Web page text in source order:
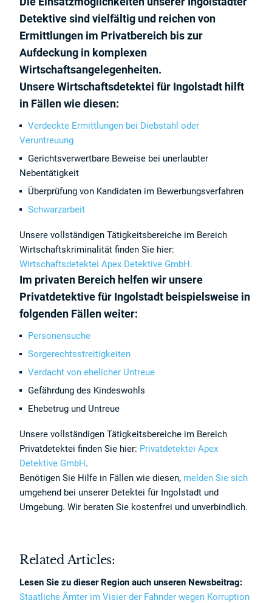
Detektive sind vielfältig und reichen von
Ermittlungen im Privatbereich bis zur
Aufdeckung in komplexen
Wirtschaftsangelegenheiten.
Unsere Wirtschaftsdetektei für Ingolstadt hilft
in Fällen wie diesen:
Verdeckte Ermittlungen bei Diebstahl oder
Veruntreuung
Gerichtsverwertbare Beweise bei unerlaubter
Nebentätigkeit
Überprüfung von Kandidaten im Bewerbungsverfahren
Schwarzarbeit
Unsere vollständigen Tätigkeitsbereiche im Bereich
Wirtschaftskriminalität finden Sie hier:
Wirtschaftsdetektei Apex Detektive GmbH.
Im privaten Bereich helfen wir unsere
Privatdetektive für Ingolstadt beispielsweise in
folgenden Fällen weiter:
Personensuche
Sorgerechtsstreitigkeiten
Verdacht von ehelicher Untreue
Gefährdung des Kindeswohls
Ehebetrug und Untreue
Unsere vollständigen Tätigkeitsbereiche im Bereich
Privatdetektei finden Sie hier: Privatdetektei Apex
Detektive GmbH.
Benötigen Sie Hilfe in Fällen wie diesen, melden Sie sich
umgehend bei unserer Detektei für Ingolstadt und
Umgebung. Wir beraten Sie kostenfrei und unverbindlich.
Related Articles:
Lesen Sie zu dieser Region auch unseren Newsbeitrag:
Staatliche Ämter im Visier der Fahnder wegen Korruption